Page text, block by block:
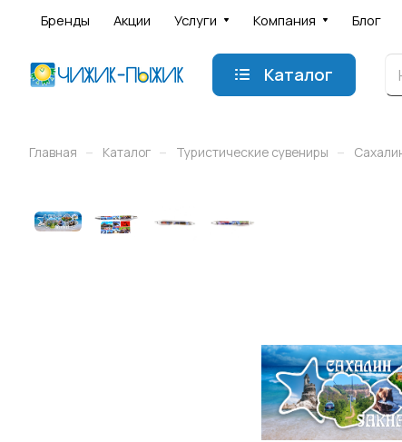
Бренды Акции Услуги Компания Блог
Каталог
Главная – Каталог – Туристические сувениры –